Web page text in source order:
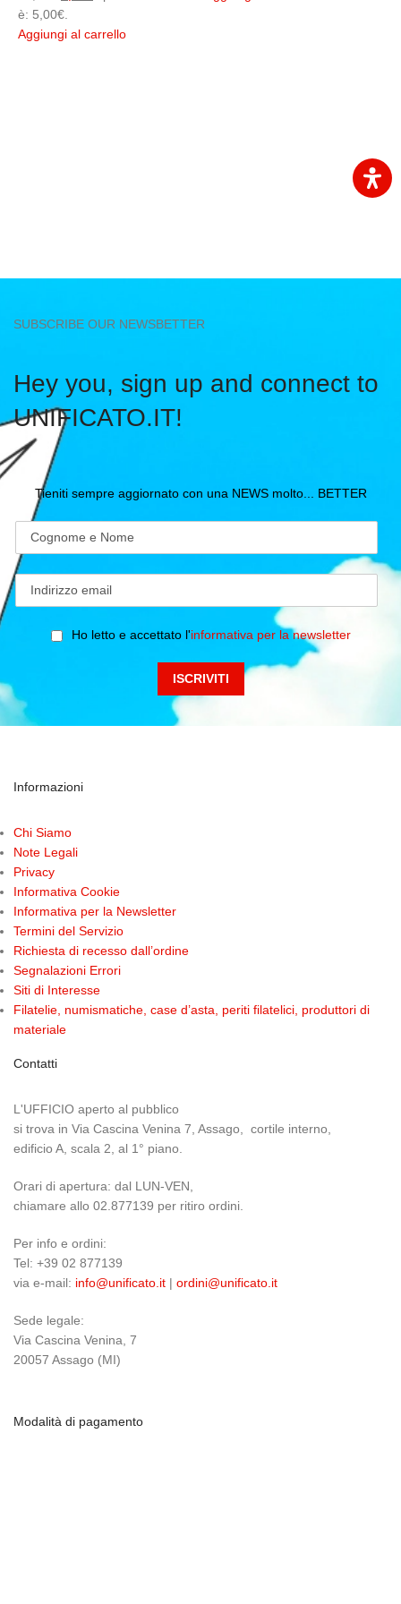
è: 5,00€.
Aggiungi al carrello
SUBSCRIBE OUR NEWSBETTER
Hey you, sign up and connect to
UNIFICATO.IT!
Tieniti sempre aggiornato con una NEWS molto... BETTER
Ho letto e accettato l'informativa per la newsletter
Informazioni
Chi Siamo
Note Legali
Privacy
Informativa Cookie
Informativa per la Newsletter
Termini del Servizio
Richiesta di recesso dall’ordine
Segnalazioni Errori
Siti di Interesse
Filatelie, numismatiche, case d’asta, periti filatelici, produttori di
materiale
Contatti
L'UFFICIO aperto al pubblico
si trova in Via Cascina Venina 7, Assago, cortile interno,
edificio A, scala 2, al 1° piano.
Orari di apertura: dal LUN-VEN,
chiamare allo 02.877139 per ritiro ordini.
Per info e ordini:
Tel: +39 02 877139
via e-mail: info@unificato.it | ordini@unificato.it
Sede legale:
Via Cascina Venina, 7
20057 Assago (MI)
Modalità di pagamento